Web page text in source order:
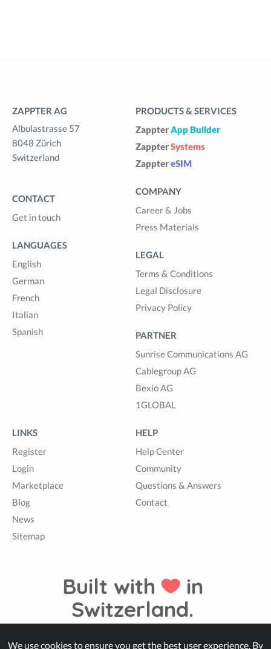
ZAPPTER AG
Albulastrasse 57
8048 Zürich
Switzerland
CONTACT
Get in touch
LANGUAGES
English
German
French
Italian
Spanish
PRODUCTS & SERVICES
ZappterApp Builder
ZappterSystems
ZapptereSIM
COMPANY
Career & Jobs
Press Materials
LEGAL
Terms & Conditions
Legal Disclosure
Privacy Policy
PARTNER
Sunrise Communications AG
Cablegroup AG
Bexio AG
1GLOBAL
LINKS
Register
Login
Marketplace
Blog
News
Sitemap
HELP
Help Center
Community
Questions & Answers
Contact
Built with
in
Switzerland.
© Zappter
We use cookies to ensure you get the best user experience. By